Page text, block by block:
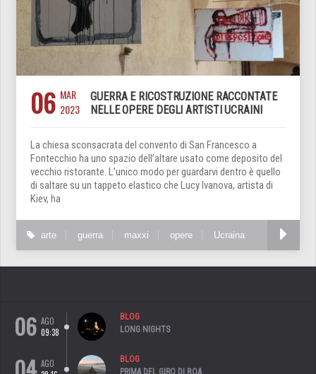
06 MAR
2023
GUERRA E RICOSTRUZIONE RACCONTATE
NELLE OPERE DEGLI ARTISTI UCRAINI
La chiesa sconsacrata del convento di San Francesco a
Fontecchio ha uno spazio dell’altare usato come deposito del
vecchio ristorante. L’unico modo per guardarvi dentro è quello
di saltare su un tappeto elastico che Lucy Ivanova, artista di
Kiev, ha
arte guerra maxxi opere Ucraina
06 AGO
09:38
BLOG
LONG NIGHTS
AGO
BLOG
PRIMA DEL GIRO DI BOA